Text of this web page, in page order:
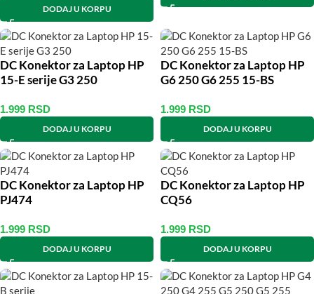
DODAJ U KORPU
DC Konektor za Laptop HP
15-E serije G3 250
1.999 RSD
DODAJ U KORPU
DC Konektor za Laptop HP
G6 250 G6 255 15-BS
1.999 RSD
DODAJ U KORPU
DC Konektor za Laptop HP
PJ474
1.999 RSD
DODAJ U KORPU
DC Konektor za Laptop HP
CQ56
1.999 RSD
DODAJ U KORPU